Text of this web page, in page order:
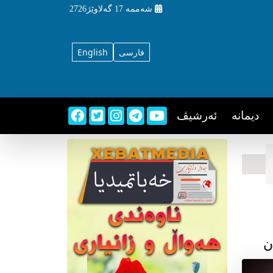
شه‌ممه‌ 17 گه‌لاوێژ2726
English فارسی
دیمانه ئه‌رشیڤ